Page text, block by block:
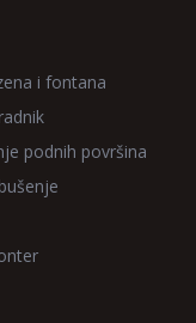
i fontana
podnih površina